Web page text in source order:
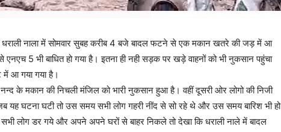
नाला में सोमवार सुबह करीब 4 बजे बादल फटने से एक मकान खतरे की जड़ में आ
5 भी बाधित हो गया है। इतना ही नही सड़क पर खड़े वाहनों को भी नुकसान पहुंचा
में आ गया गया है।
के मकान की निचली मंजिल को भारी नुकसान हुआ है। वहीं दूसरी ओर लोगो की निजी
घटना घटी तो उस समय सभी लोग गहरी नींद से सो रहे थे और उस समय बारिश भी हो
लोग डर गये और अपने अपने घरों से बाहर निकले तो देखा कि धराली नाले में बादल